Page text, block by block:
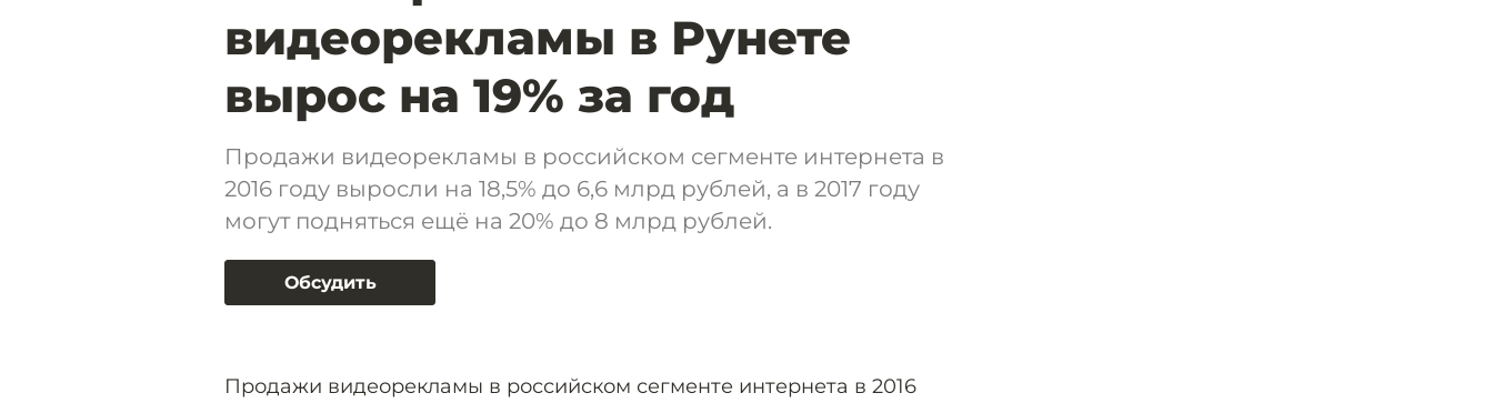
видеорекламы в Рунете
вырос на 19% за год
Продажи видеорекламы в российском сегменте интернета в
2016 году выросли на 18,5% до 6,6 млрд рублей, а в 2017 году
могут подняться ещё на 20% до 8 млрд рублей.
Обсудить
Продажи видеорекламы в российском сегменте интернета в 2016